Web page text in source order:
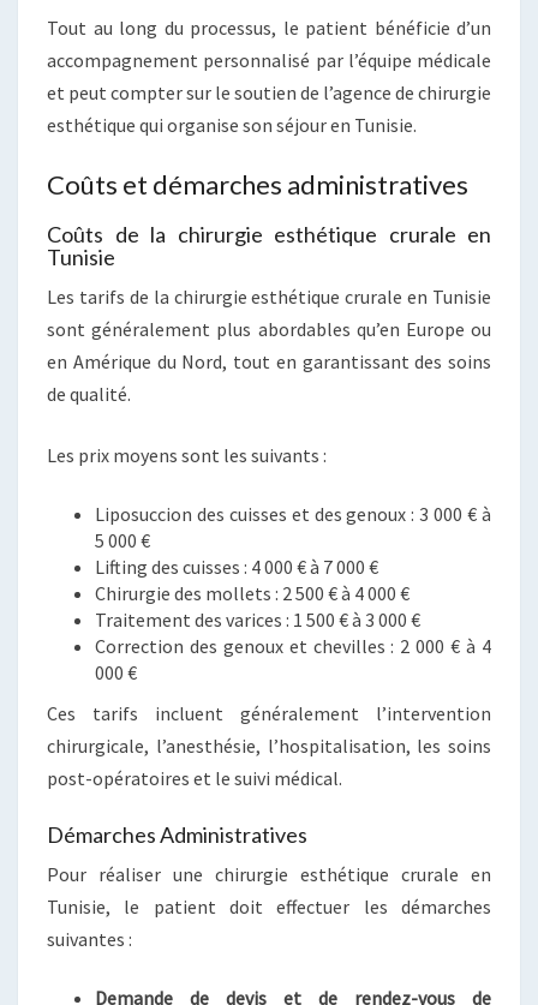
Tout au long du processus, le patient bénéficie d’un
accompagnement personnalisé par l’équipe médicale
et peut compter sur le soutien de l’agence de chirurgie
esthétique qui organise son séjour en Tunisie.
Coûts et démarches administratives
Coûts de la chirurgie esthétique crurale en
Tunisie
Les tarifs de la chirurgie esthétique crurale en Tunisie
sont généralement plus abordables qu’en Europe ou
en Amérique du Nord, tout en garantissant des soins
de qualité.
Les prix moyens sont les suivants :
Liposuccion des cuisses et des genoux : 3 000 € à
5 000 €
Lifting des cuisses : 4 000 € à 7 000 €
Chirurgie des mollets : 2 500 € à 4 000 €
Traitement des varices : 1 500 € à 3 000 €
Correction des genoux et chevilles : 2 000 € à 4
000 €
Ces tarifs incluent généralement l’intervention
chirurgicale, l’anesthésie, l’hospitalisation, les soins
post-opératoires et le suivi médical.
Démarches Administratives
Pour réaliser une chirurgie esthétique crurale en
Tunisie, le patient doit effectuer les démarches
suivantes :
Demande de devis et de rendez-vous de